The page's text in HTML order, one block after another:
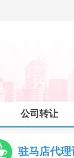
公司转让
驻马店代理